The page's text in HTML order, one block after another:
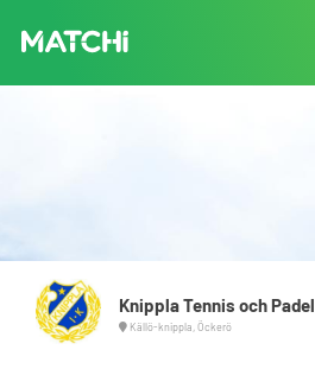
Knippla Tennis och Padel
Källö-knippla, Öckerö